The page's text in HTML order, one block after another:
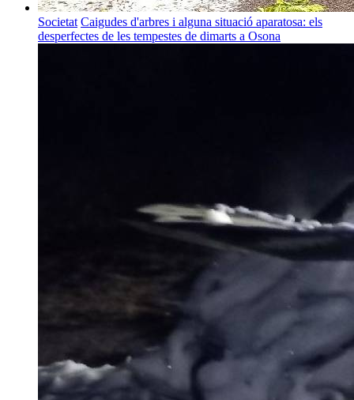
Societat Caigudes d'arbres i alguna situació aparatosa: els
desperfectes de les tempestes de dimarts a Osona